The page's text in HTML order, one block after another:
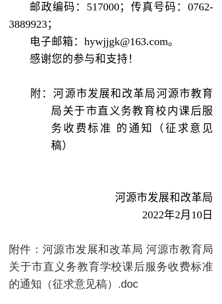
邮政编码： 517000；传真号码：0762-
3889923；
电子邮箱：hywjjgk@163.com。
感谢您的参与和支持！
附：河源市发展和改革局河源市教育
局关于市直义务教育校内课后服
务收费标准 的通知
（征求意见
稿）
河源市发展和改革局
2022年2月 10 日
附件：河源市发展和改革局 河源市教育局
关于市直义务教育学校课后服务收费标准
的通知（征求意见稿）.doc